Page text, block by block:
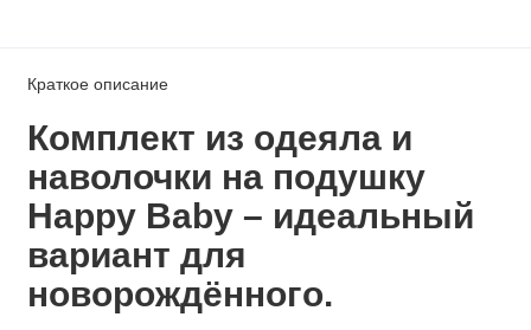
Краткое описание
Комплект из одеяла и
наволочки на подушку
Happy Baby – идеальный
вариант для
новорождённого.